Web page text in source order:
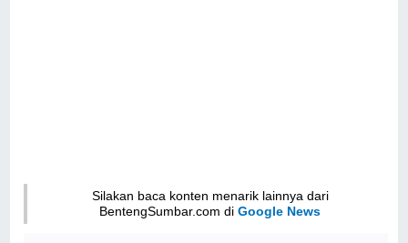
Silakan baca konten menarik lainnya dari
BentengSumbar.com diGoogle News